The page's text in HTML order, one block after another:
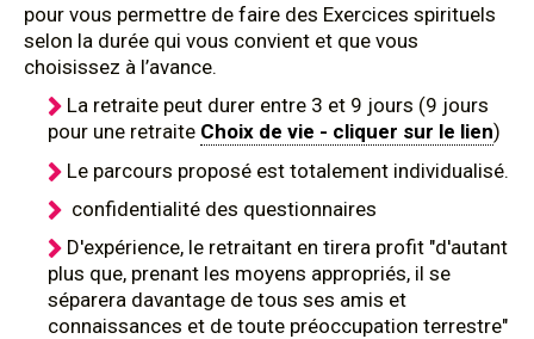
pour vous permettre de faire des Exercices spirituels
selon la durée qui vous convient et que vous
choisissez à l’avance.
La retraite peut durer entre 3 et 9 jours (9 jours
pour une retraite Choix de vie - cliquer sur le lien)
Le parcours proposé est totalement individualisé.
confidentialité des questionnaires
D'expérience, le retraitant en tirera profit "d'autant
plus que, prenant les moyens appropriés, il se
séparera davantage de tous ses amis et
connaissances et de toute préoccupation terrestre"